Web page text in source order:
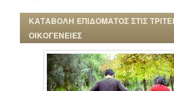
ΚΑΤΑΒΟΛΗ ΕΠΙΔΟΜΑΤΟΣ ΣΤΙΣ
ΟΙΚΟΓΕΝΕΙΕΣ